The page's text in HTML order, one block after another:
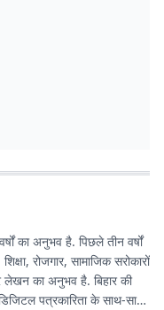
का अनुभव है. पिछले तीन वर्षों
रोजगार, सामाजिक सरोकारों
लेखन का अनुभव है. बिहार की
पत्रकारिता के साथ-साथ